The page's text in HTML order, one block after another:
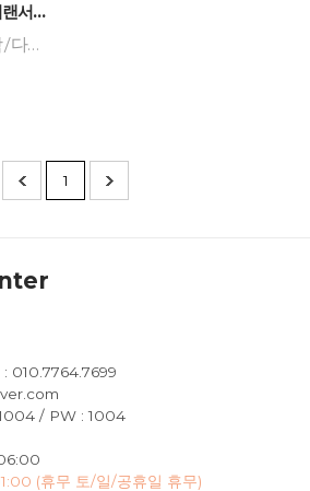
NB41162_개인명함·프리랜서·개인사업자 명함디자...
컬러 변경, 편집 비용 포함 / 다양한 재질 선택 가능
1
010.7764.7699
/ PW : 1004
(휴무 토/일/공휴일 휴무)